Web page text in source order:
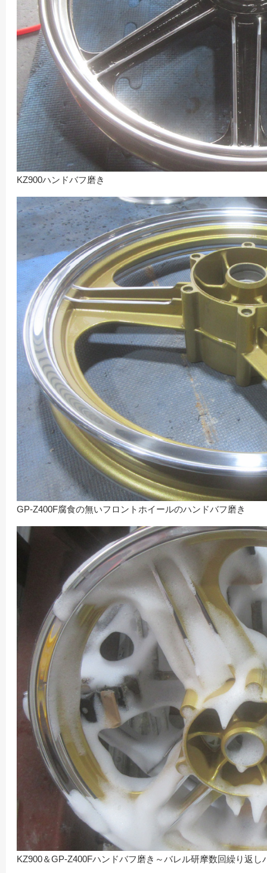
KZ900ハンドバフ磨き
GP-Z400F腐食の無いフロントホイールのハンドバフ磨き
KZ900＆GP-Z400Fハンドバフ磨き～バレル研摩数回繰り返し